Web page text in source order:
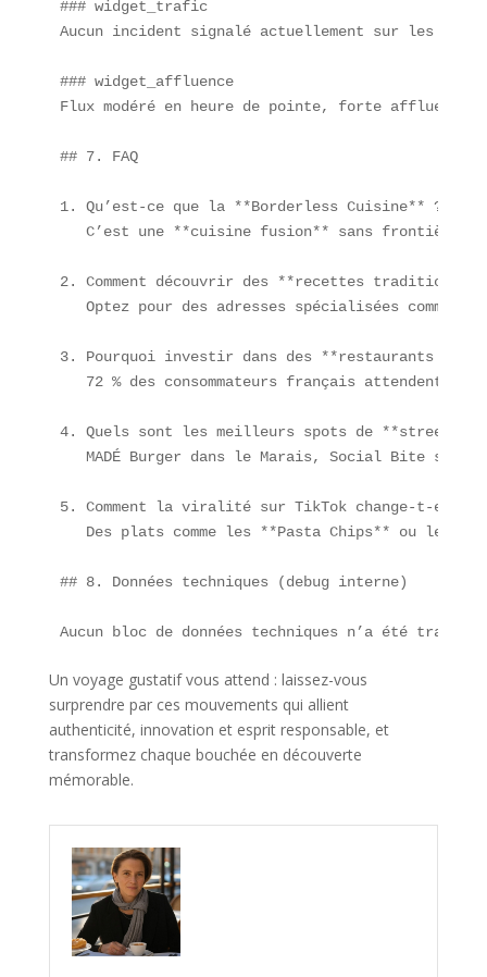
### widget_trafic
Aucun incident signalé actuellement sur les
### widget_affluence
Flux modéré en heure de pointe, forte affluence
## 7. FAQ
1. Qu’est-ce que la **Borderless Cuisine** ?
C’est une **cuisine fusion** sans frontières
2. Comment découvrir des **recettes
Optez pour des adresses spécialisées comme
3. Pourquoi investir dans des **restaurants
72 % des consommateurs français attendent
4. Quels sont les meilleurs spots de **street
MADÉ Burger dans le Marais, Social Bite sur
5. Comment la viralité sur TikTok change-t-elle
Des plats comme les **Pasta Chips** ou le
## 8. Données techniques (debug interne)
Aucun bloc de données techniques n’a été
Un voyage gustatif vous attend : laissez-vous
surprendre par ces mouvements qui allient
authenticité, innovation et esprit responsable, et
transformez chaque bouchée en découverte
mémorable.